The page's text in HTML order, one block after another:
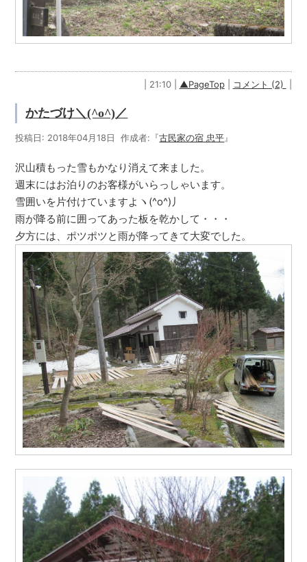
| 21:10 | ▲PageTop| コメント (2)
かたづけ＼(^o^)／
投稿日: 2018年04月18日 作成者:『古民家の宿 忠平』
沢山積もった雪もかなり消えて来ました。
週末にはお泊りのお客様がいらっしゃいます。
雪囲いを片付けていますよヽ(^o^)丿
雨が降る前に囲ってあった板を乾かして・・・
夕方には、ポツポツと雨が降ってきて大変でした。